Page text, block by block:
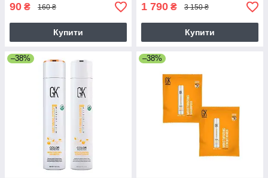
90 ₴ 160 ₴
Купити
1 790 ₴ 3 150 ₴
Купити
–38% –38%